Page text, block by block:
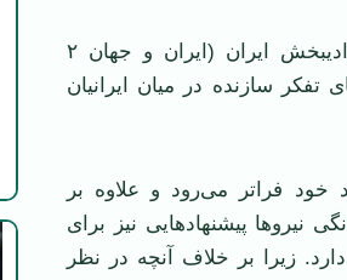
پیش‌نویس برنامه ارتش انقلابی آزادیبخش ایران (ایران و جهان ٢
تفکر سازنده در میان ایرانیان
خود فراتر می‌رود و علاوه بر
نیروها پیشنهادهایی نیز برای
زیرا بر خلاف آنچه در نظر